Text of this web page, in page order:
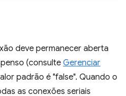
deve permanecer aberta
(consulte Gerenciar
padrão é "false". Quando o
as conexões seriais